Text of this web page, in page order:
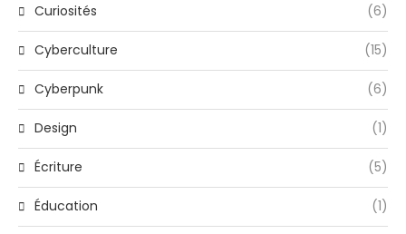
Curiosités (6)
Cyberculture (15)
Cyberpunk (6)
Design (1)
Écriture (5)
Éducation (1)